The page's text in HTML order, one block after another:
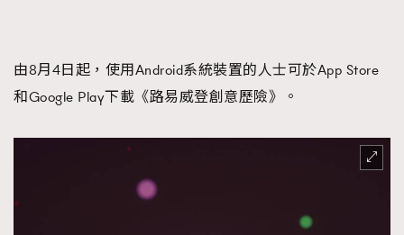
由8月4日起，使用Android系統裝置的人士可於App Store
和Google Play下載《路易威登創意歷險》。